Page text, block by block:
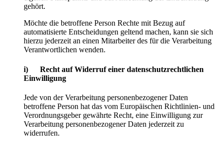
gehört.
Möchte die betroffene Person Rechte mit Bezug auf
automatisierte Entscheidungen geltend machen, kann sie sich
hierzu jederzeit an einen Mitarbeiter des für die Verarbeitung
Verantwortlichen wenden.
i) Recht auf Widerruf einer datenschutzrechtlichen
Einwilligung
Jede von der Verarbeitung personenbezogener Daten
betroffene Person hat das vom Europäischen Richtlinien- und
Verordnungsgeber gewährte Recht, eine Einwilligung zur
Verarbeitung personenbezogener Daten jederzeit zu
widerrufen.